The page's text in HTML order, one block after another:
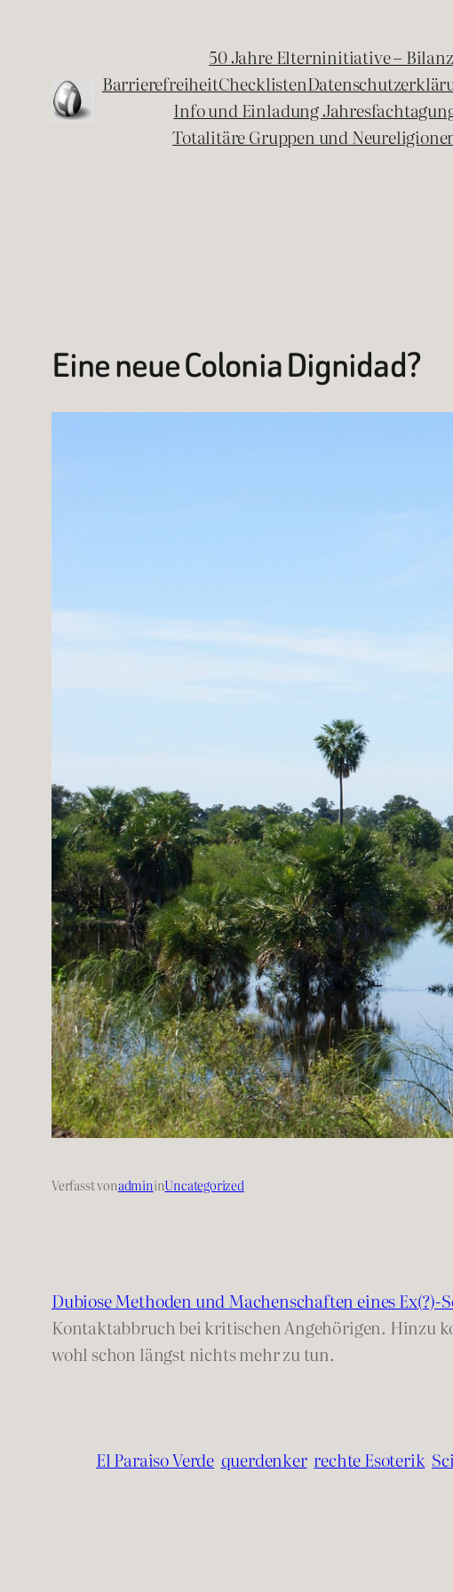
50 Jahre Elterninitiative –
BarrierefreiheitChecklisten
Info und Einladung
Totalitäre Gruppen und
Eine neue Colonia Dignidad?
Verfasst vonadmininUncategorized
Dubiose Methoden und Machenschaften eines Ex(?)-
Kontaktabbruch bei kritischen Angehörigen. Hinzu
wohl schon längst nichts mehr zu tun.
El Paraiso Verde querdenker rechte Esoterik